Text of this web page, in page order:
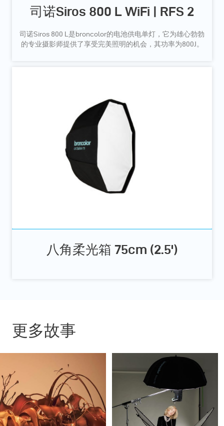
司诺Siros 800 L WiFi | RFS 2
司诺Siros 800 L是broncolor的电池供电单灯，它为雄心勃勃
的专业摄影师提供了享受完美照明的机会，其功率为800J。
八角柔光箱 75cm (2.5')
更多故事